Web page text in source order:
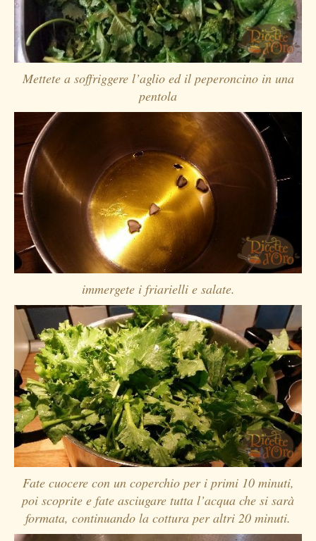
Mettete a soffriggere l’aglio ed il peperoncino in una
pentola
immergete i friarielli e salate.
Fate cuocere con un coperchio per i primi 10 minuti,
poi scoprite e fate asciugare tutta l’acqua che si sarà
formata, continuando la cottura per altri 20 minuti.